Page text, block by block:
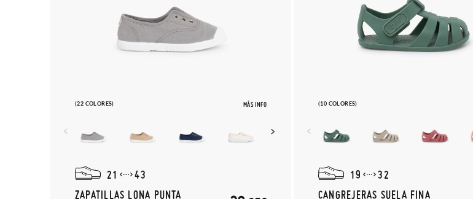
(22 COLORES) MÁS INFO
21
43
ZAPATILLAS LONA PUNTA
(10 COLORES)
19
32
CANGREJERAS SUELA FINA